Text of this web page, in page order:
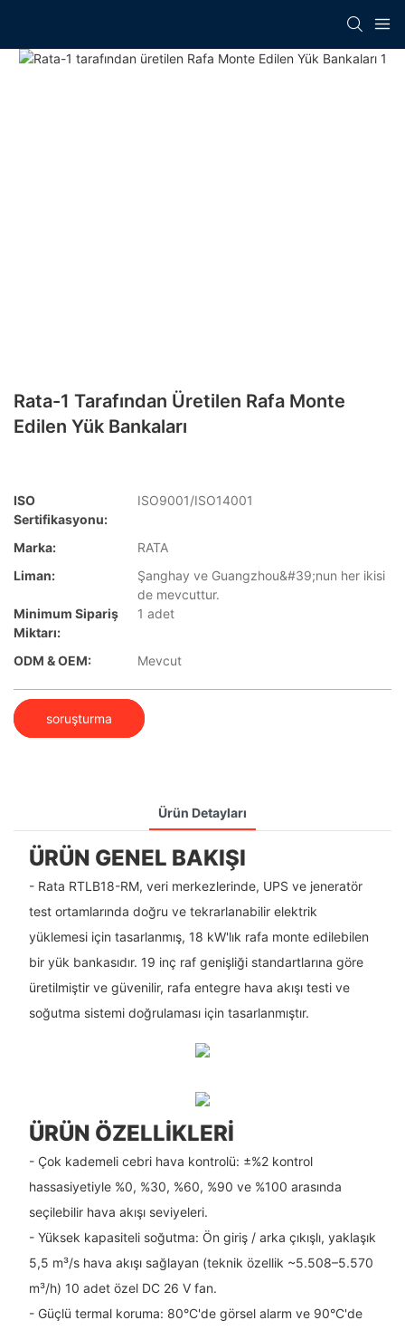
Rata-1 Tarafından Üretilen Rafa Monte
Edilen Yük Bankaları
ISO
Sertifikasyonu:
ISO9001/ISO14001
Marka:
RATA
Liman:
Şanghay ve Guangzhou&#39;nun her ikisi
de mevcuttur.
Minimum Sipariş
Miktarı:
1 adet
ODM & OEM: Mevcut
soruşturma
Ürün Detayları
ÜRÜN GENEL BAKIŞI
- Rata RTLB18-RM, veri merkezlerinde, UPS ve jeneratör
test ortamlarında doğru ve tekrarlanabilir elektrik
yüklemesi için tasarlanmış, 18 kW'lık rafa monte edilebilen
bir yük bankasıdır. 19 inç raf genişliği standartlarına göre
üretilmiştir ve güvenilir, rafa entegre hava akışı testi ve
soğutma sistemi doğrulaması için tasarlanmıştır.
ÜRÜN ÖZELLIKLERI
- Çok kademeli cebri hava kontrolü: ±%2 kontrol
hassasiyetiyle %0, %30, %60, %90 ve %100 arasında
seçilebilir hava akışı seviyeleri.
- Yüksek kapasiteli soğutma: Ön giriş / arka çıkışlı, yaklaşık
5,5 m³/s hava akışı sağlayan (teknik özellik ~5.508–5.570
m³/h) 10 adet özel DC 26 V fan.
- Güçlü termal koruma: 80°C'de görsel alarm ve 90°C'de